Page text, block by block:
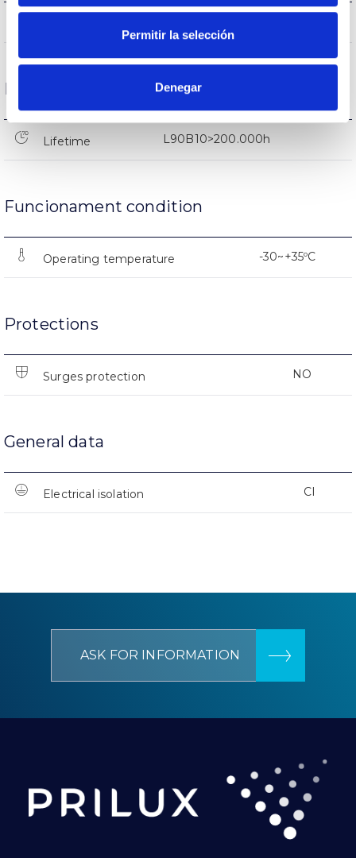
Permitir la selección
Denegar
Life
Lifetime L90B10>200.000h
Funcionament condition
Operating temperature -30~+35ºC
Protections
Surges protection NO
General data
Electrical isolation CI
ASK FOR INFORMATION